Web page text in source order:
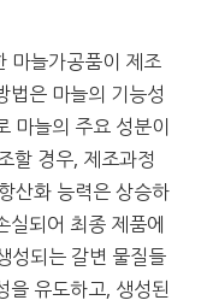
마늘가공품이 제조
법은 마늘의 기능성
마늘의 주요 성분이
할 경우, 제조과정
산화 능력은 상승하
실되어 최종 제품에
성되는 갈변 물질들
을 유도하고, 생성된